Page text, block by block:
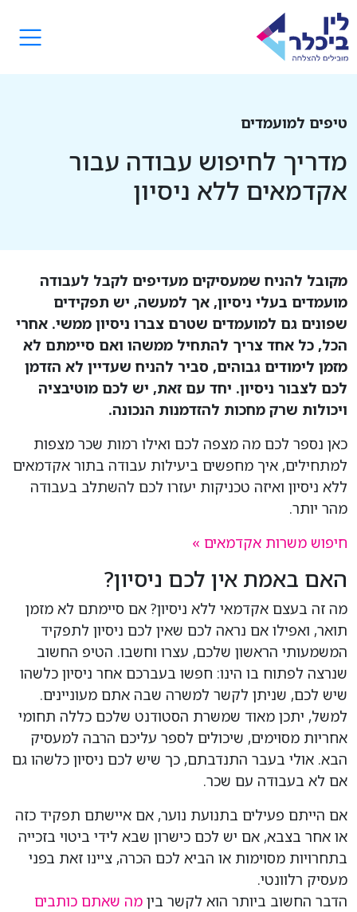
טיפים למועמדים
מדריך לחיפוש עבודה עבור
אקדמאים ללא ניסיון
מקובל להניח שמעסיקים מעדיפים לקבל לעבודה
מועמדים בעלי ניסיון, אך למעשה, יש תפקידים
שפונים גם למועמדים שטרם צברו ניסיון ממשי. אחרי
הכל, כל אחד צריך להתחיל ממשהו ואם סיימתם לא
מזמן לימודים גבוהים, סביר להניח שעדיין לא הזדמן
לכם לצבור ניסיון. יחד עם זאת, יש לכם מוטיבציה
ויכולות שרק מחכות להזדמנות הנכונה.
כאן נספר לכם מה מצפה לכם ואילו רמות שכר מצפות
למתחילים, איך מחפשים ביעילות עבודה בתור אקדמאים
ללא ניסיון ואיזה טכניקות יעזרו לכם להשתלב בעבודה
מהר יותר.
חיפוש משרות אקדמאים »
האם באמת אין לכם ניסיון?
מה זה בעצם אקדמאי ללא ניסיון? אם סיימתם לא מזמן
תואר, ואפילו אם נראה לכם שאין לכם ניסיון לתפקיד
המשמעותי הראשון שלכם, עצרו וחשבו. הטיפ החשוב
שנרצה לפתוח בו הינו: חפשו בעברכם אחר ניסיון כלשהו
שיש לכם, שניתן לקשר למשרה שבה אתם מעוניינים.
למשל, יתכן מאוד שמשרת הסטודנט שלכם כללה תחומי
אחריות מסוימים, שיכולים לספר עליכם הרבה למעסיק
הבא. אולי בעבר התנדבתם, כך שיש לכם ניסיון כלשהו גם
אם לא בעבודה עם שכר.
אם הייתם פעילים בתנועת נוער, אם איישתם תפקיד כזה
או אחר בצבא, אם יש לכם כישרון שבא לידי ביטוי בזכייה
בתחרויות מסוימות או הביא לכם הכרה, ציינו זאת בפני
מעסיק רלוונטי.
הדבר החשוב ביותר הוא לקשר בין מה שאתם כותבים